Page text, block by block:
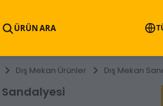
ÜRÜN ARA
Dış Mekan Ürünler Dış Mekan
Sandalyesi